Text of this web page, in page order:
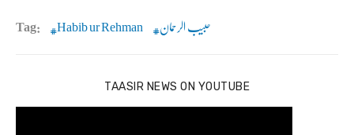
Tag: Habib ur Rehman حبیب الرحمان
TAASIR NEWS ON YOUTUBE